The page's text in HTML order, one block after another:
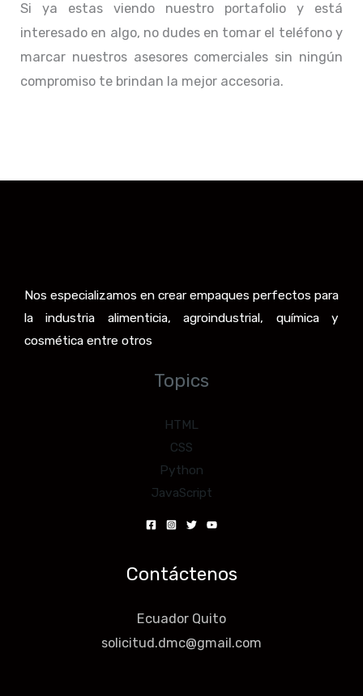
Si ya estas viendo nuestro portafolio y está
interesado en algo, no dudes en tomar el teléfono y
marcar nuestros asesores comerciales sin ningún
compromiso te brindan la mejor accesoria.
Nos especializamos en crear empaques perfectos para
la industria alimenticia, agroindustrial, química y
cosmética entre otros
Topics
HTML
CSS
Python
JavaScript
Contáctenos
Ecuador Quito
solicitud.dmc@gmail.com